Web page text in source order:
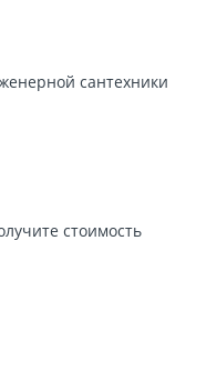
стоимость